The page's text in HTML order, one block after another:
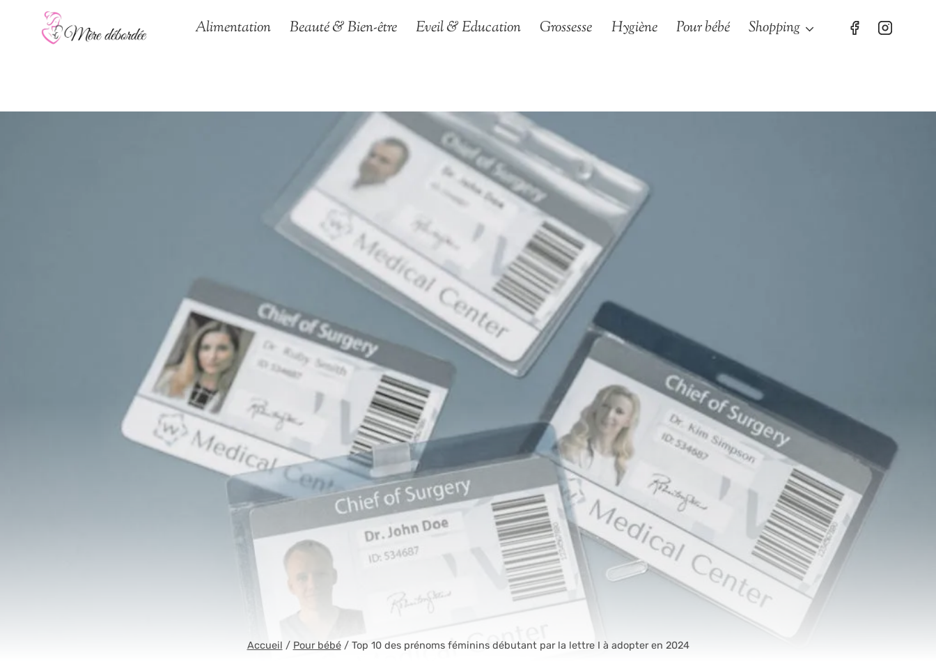
Alimentation Beauté & Bien-être Eveil & Education Grossesse Hygiène Pour bébé Shopping
Accueil / Pour bébé / Top 10 des prénoms féminins débutant par la lettre I à adopter en 2024